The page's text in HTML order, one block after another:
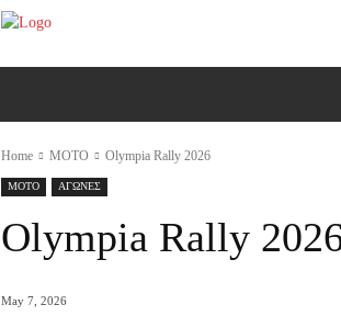
Home MOTO Olympia Rally 2026
MOTO ΑΓΩΝΕΣ
Olympia Rally
May 7, 2026